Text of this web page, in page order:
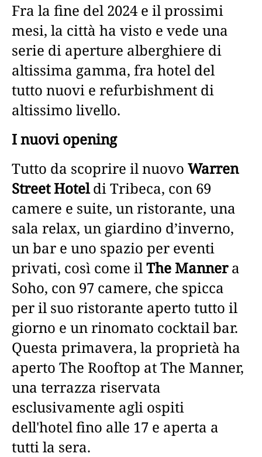
Fra la fine del 2024 e il prossimi
mesi, la città ha visto e vede una
serie di aperture alberghiere di
altissima gamma, fra hotel del
tutto nuovi e refurbishment di
altissimo livello.
I nuovi opening
Tutto da scoprire il nuovo Warren
Street Hoteldi Tribeca, con 69
camere e suite, un ristorante, una
sala relax, un giardino d’inverno,
un bar e uno spazio per eventi
privati, così come ilThe Mannera
Soho, con 97 camere, che spicca
per il suo ristorante aperto tutto il
giorno e un rinomato cocktail bar.
Questa primavera, la proprietà ha
aperto The Rooftop at The Manner,
una terrazza riservata
esclusivamente agli ospiti
dell'hotel fino alle 17 e aperta a
tutti la sera.